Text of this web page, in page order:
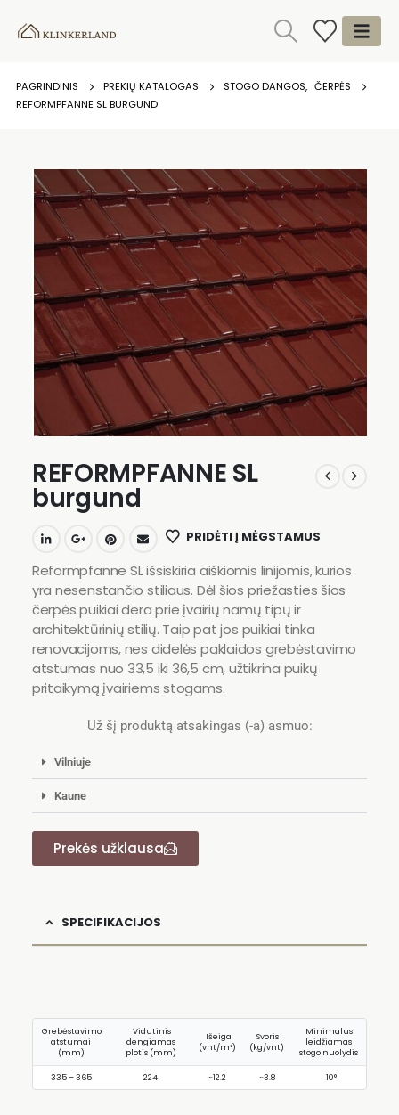
PAGRINDINIS PREKIŲ KATALOGAS STOGO DANGOS, ČERPĖS
REFORMPFANNE SL BURGUND
REFORMPFANNE SL
burgund
PRIDĖTI Į MĖGSTAMUS
Reformpfanne SL išsiskiria aiškiomis linijomis, kurios
yra nesenstančio stiliaus. Dėl šios priežasties šios
čerpės puikiai dera prie įvairių namų tipų ir
architektūrinių stilių. Taip pat jos puikiai tinka
renovacijoms, nes didelės paklaidos grebėstavimo
atstumas nuo 33,5 iki 36,5 cm, užtikrina puikų
pritaikymą įvairiems stogams.
Už šį produktą atsakingas (-a) asmuo:
Vilniuje
Kaune
Prekės užklausa
SPECIFIKACIJOS
Grebėstavimo
atstumai
(mm)
Vidutinis
dengiamas
plotis (mm)
Išeiga
(vnt/m²)
Svoris
(kg/vnt)
Minimalus
leidžiamas
stogo nuolydis
335 – 365 224 ~12.2 ~3.8 10°